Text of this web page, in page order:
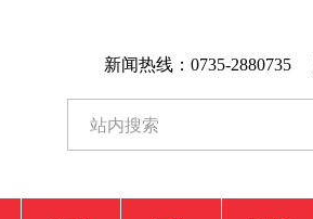
新闻热线：0735-2880735